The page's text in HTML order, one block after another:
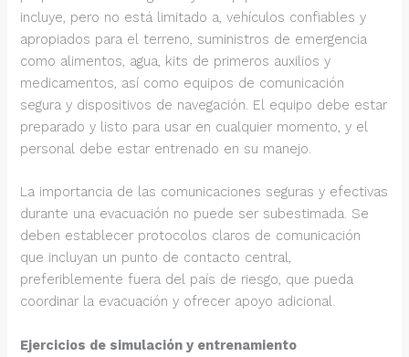
incluye, pero no está limitado a, vehículos confiables y
apropiados para el terreno, suministros de emergencia
como alimentos, agua, kits de primeros auxilios y
medicamentos, así como equipos de comunicación
segura y dispositivos de navegación. El equipo debe estar
preparado y listo para usar en cualquier momento, y el
personal debe estar entrenado en su manejo.
La importancia de las comunicaciones seguras y efectivas
durante una evacuación no puede ser subestimada. Se
deben establecer protocolos claros de comunicación
que incluyan un punto de contacto central,
preferiblemente fuera del país de riesgo, que pueda
coordinar la evacuación y ofrecer apoyo adicional.
Ejercicios de simulación y entrenamiento